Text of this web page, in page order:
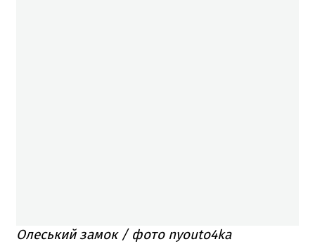
Олеський замок / фото nyouto4ka